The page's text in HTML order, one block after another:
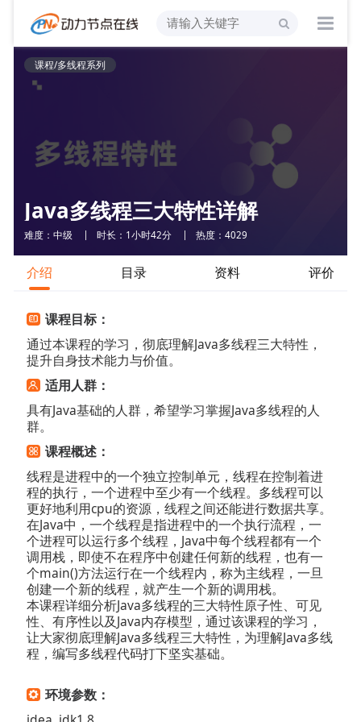
课程/多线程系列
Java多线程三大特性详解
难度：中级 时长：1小时42分 热度：4029
介绍 目录 资料 评价
课程目标：
通过本课程的学习，彻底理解Java多线程三大特性，
提升自身技术能力与价值。
适用人群：
具有Java基础的人群，希望学习掌握Java多线程的人
群。
课程概述：
线程是进程中的一个独立控制单元，线程在控制着进
程的执行，一个进程中至少有一个线程。多线程可以
更好地利用cpu的资源，线程之间还能进行数据共享。
在Java中，一个线程是指进程中的一个执行流程，一
个进程可以运行多个线程，Java中每个线程都有一个
调用栈，即使不在程序中创建任何新的线程，也有一
个main()方法运行在一个线程内，称为主线程，一旦
创建一个新的线程，就产生一个新的调用栈。
本课程详细分析Java多线程的三大特性原子性、可见
性、有序性以及Java内存模型，通过该课程的学习，
让大家彻底理解Java多线程三大特性，为理解Java多线
程，编写多线程代码打下坚实基础。
环境参数：